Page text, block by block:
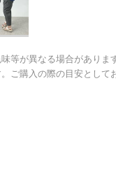
等が異なる場合がありま
ご購入の際の目安として